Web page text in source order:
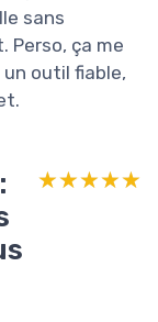
sans
Perso, ça me
outil fiable,
★★★★★
★★★★★